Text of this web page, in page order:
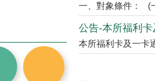
一、對象條件： (
公告-本所福利
本所福利卡及一卡